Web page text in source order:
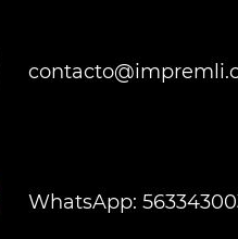
WhatsApp: